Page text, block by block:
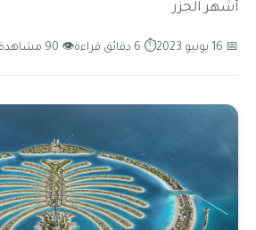
أشهر الجزر
📅 16 يونيو 2023 ⏱ 6 دقائق قراءة 👁 90 مشاهدة